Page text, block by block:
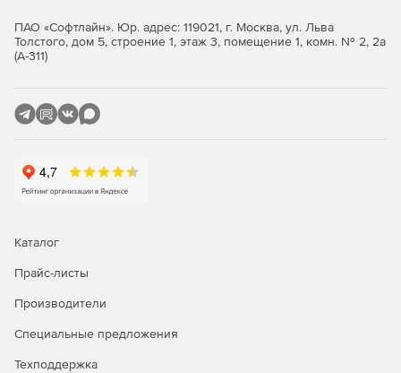
ПАО «Софтлайн». Юр. адрес: 119021, г. Москва, ул. Льва
Толстого, дом 5, строение 1, этаж 3, помещение 1, комн. № 2, 2а
(А-311)
Каталог
Прайс-листы
Производители
Специальные предложения
Техподдержка